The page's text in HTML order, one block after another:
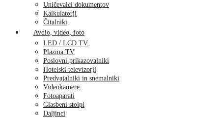
Uničevalci dokumentov
Kalkulatorji
Čitalniki
Avdio, video, foto
LED / LCD TV
Plazma TV
Poslovni prikazovalniki
Hotelski televizorji
Predvajalniki in snemalniki
Videokamere
Fotoaparati
Glasbeni stolpi
Daljinci